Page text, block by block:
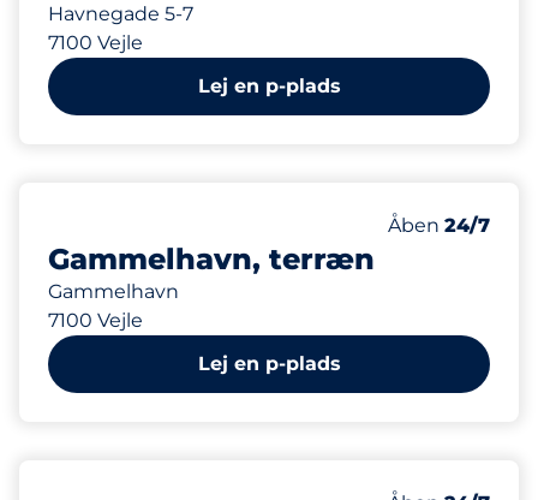
Havnegade 5-7
7100 Vejle
Lej en p-plads
Gammelhavn, terræn
Gammelhavn
7100 Vejle
Torsdag&nbsp
Åben 24/7
Lej en p-plads
110